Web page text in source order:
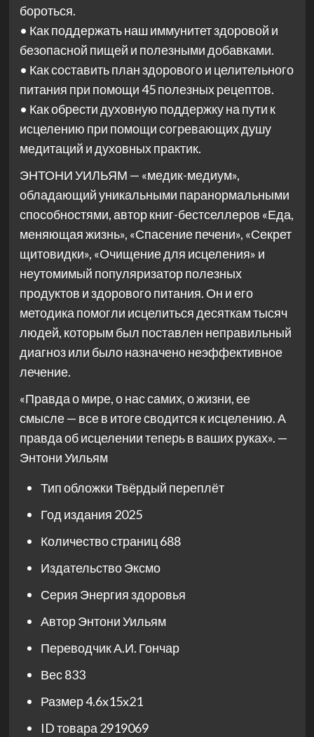
бороться.
• Как поддержать наш иммунитет здоровой и
безопасной пищей и полезными добавками.
• Как составить план здорового и целительного
питания при помощи 45 полезных рецептов.
• Как обрести духовную поддержку на пути к
исцелению при помощи согревающих душу
медитаций и духовных практик.
ЭНТОНИ УИЛЬЯМ — «медик-медиум»,
обладающий уникальными паранормальными
способностями, автор книг-бестселлеров «Еда,
меняющая жизнь», «Спасение печени», «Секрет
щитовидки», «Очищение для исцеления» и
неутомимый популяризатор полезных
продуктов и здорового питания. Он и его
методика помогли исцелиться десяткам тысяч
людей, которым был поставлен неправильный
диагноз или было назначено неэффективное
лечение.
«Правда о мире, о нас самих, о жизни, ее
смысле — все в итоге сводится к исцелению. А
правда об исцелении теперь в ваших руках». —
Энтони Уильям
Тип обложкиТвёрдый переплёт
Год издания 2025
Количество страниц688
ИздательствоЭксмо
Серия Энергия здоровья
АвторЭнтони Уильям
ПереводчикА.И. Гончар
Вес833
Размер4.6x15x21
ID товара 2919069